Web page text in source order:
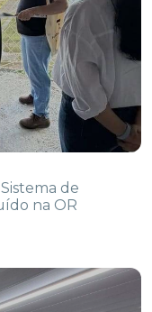
de
na OR